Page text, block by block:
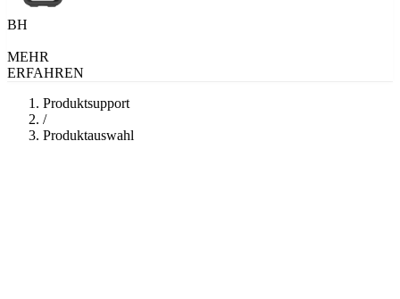
BH
MEHR
ERFAHREN
Produktsupport
/
Produktauswahl